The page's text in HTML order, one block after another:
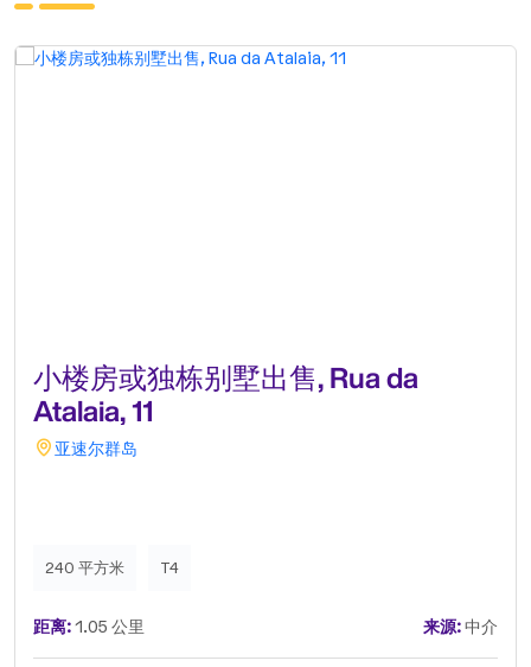
小楼房或独栋别墅出售, Rua da
Atalaia, 11
亚速尔群岛
240 平方米 T4
距离:1.05 公里 来源:中介